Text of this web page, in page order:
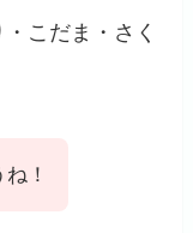
こだま・さく
！